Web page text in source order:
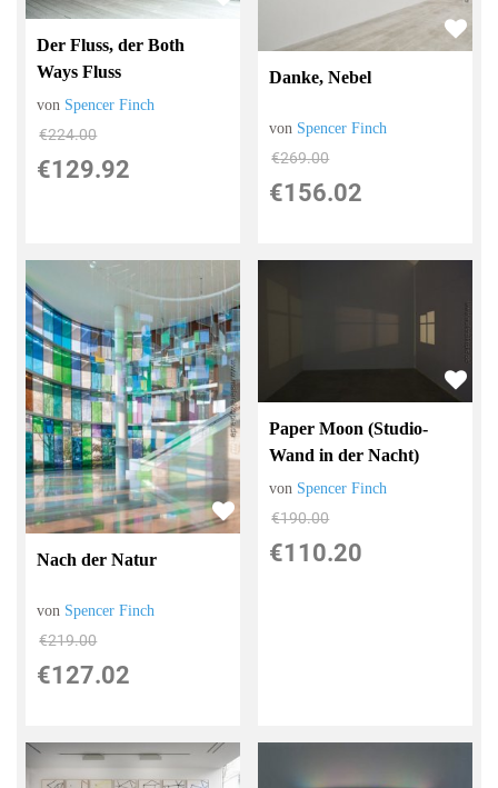
Der Fluss, der Both
Ways Fluss
von Spencer Finch
€224.00
€129.92
Danke, Nebel
von Spencer Finch
€269.00
€156.02
Nach der Natur
von Spencer Finch
€219.00
€127.02
Paper Moon (Studio-
Wand in der Nacht)
von Spencer Finch
€190.00
€110.20